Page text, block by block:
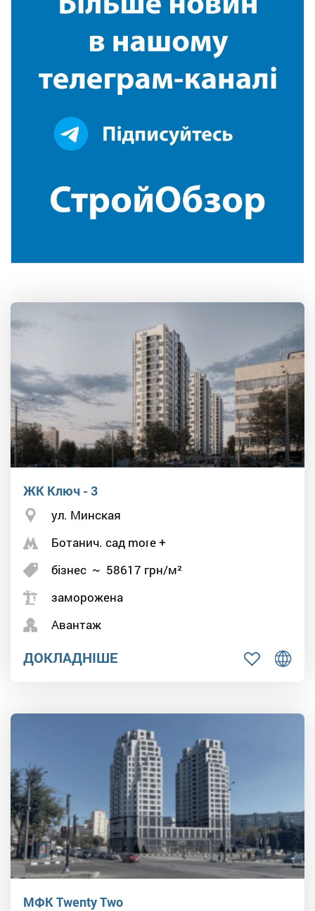
ЖК Ключ - 3
ул. Минская
Ботанич. сад more +
бізнес ~ 58617 грн/м²
заморожена
Авантаж
ДОКЛАДНІШЕ
МФК Twenty Two